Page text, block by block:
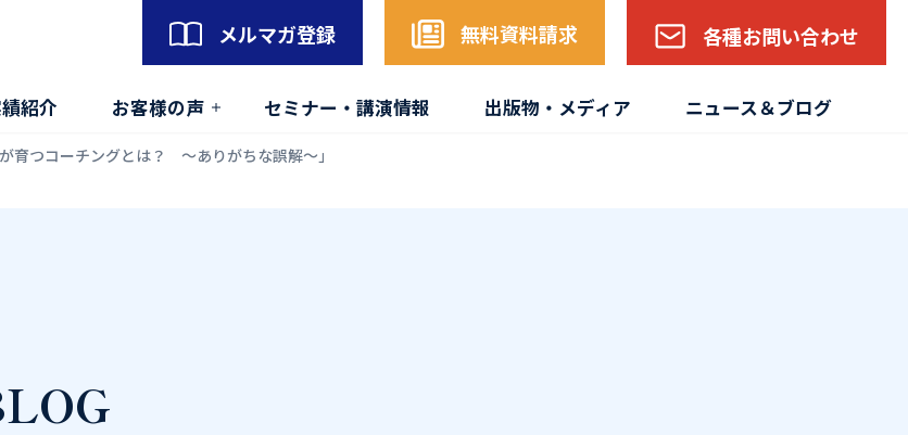
メルマガ登録 無料資料請求 各種お問い合わせ
紹介 お客様の声 セミナー・講演情報 出版物・メディア ニュース＆ブログ
が育つコーチングとは？ 〜ありがちな誤解～」